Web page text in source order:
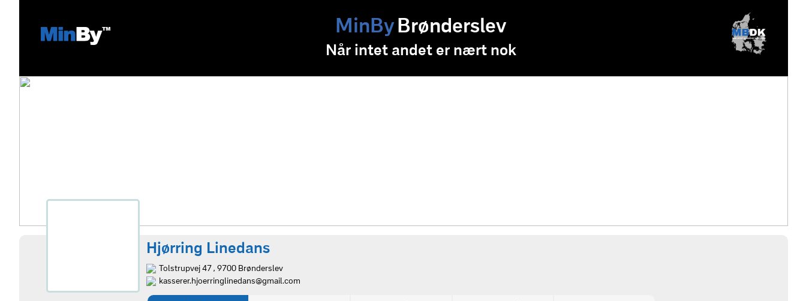
MinByBrønderslev
Når intet andet er nært nok
Hjørring Linedans
Tolstrupvej 47 , 9700 Brønderslev
kasserer.hjoerringlinedans@gmail.com